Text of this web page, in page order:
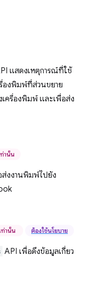
แสดงเหตุการณ์ที่ใช้
องพิมพ์ที่ส่วนขยาย
ครื่องพิมพ์ และเพื่อส่ง
านั้น
ส่งงานพิมพ์ไปยัง
ท่านั้น ต้องใช้นโยบาย
API เพื่อดึงข้อมูลเกี่ยว